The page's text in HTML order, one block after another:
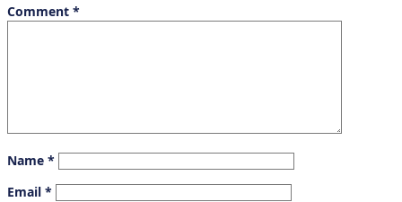
Comment *
Name *
Email *